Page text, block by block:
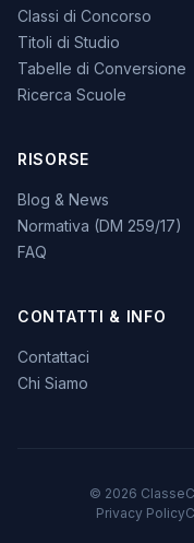
Classi di Concorso
Titoli di Studio
Tabelle di Conversione
Ricerca Scuole
RISORSE
Blog & News
Normativa (DM 259/17)
FAQ
CONTATTI & INFO
Contattaci
Chi Siamo
© 2026
Privacy Policy